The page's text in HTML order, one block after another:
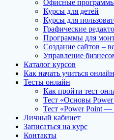
Офисные
Курсы для детей
Курсы для
Графические
Программы для
Создание сайтов –
Управление
Каталог курсов
Как начать учиться онлайн
Тесты онлайн
Как пройти тест
Тест «Основы Power
Тест «Power Point
Личный кабинет
Записаться на курс
Контакты